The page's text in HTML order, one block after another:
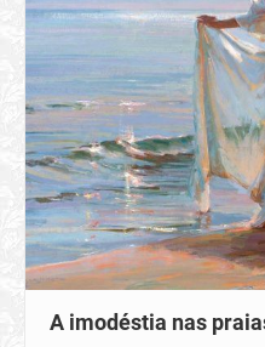
A imodéstia nas